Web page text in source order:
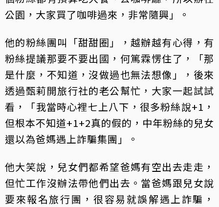
公園，大家買了咖啡過來，非常隨興」。
他的粉絲團叫「甜甜圈」，越辦越有心得，有
粉絲提議那要不要出國，何篤霖愣住了，「那
是什麼，不知道，沒做過也無法想像」，後來
透過甄莉開旅行社的老公幫忙，大家一起試試
看，「我當時心裡七上八下，很多粉絲說+1，
但根本不知道+1+2真的假的，中年粉絲的兒女
還以為爸媽遇上詐騙集團」。
他大笑說，兒女們都希望爸媽有空出去走走，
但忙工作沒辦法帶他們出去。當爸媽跟兒女說
要來報名旅行團，很容易就誤解遇上詐騙，